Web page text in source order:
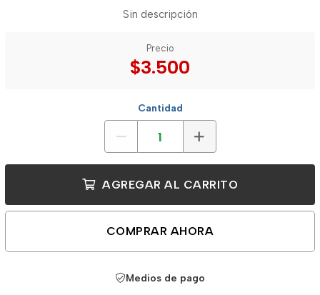
Sin descripción
Precio
$3.500
Cantidad
AGREGAR AL CARRITO
COMPRAR AHORA
Medios de pago